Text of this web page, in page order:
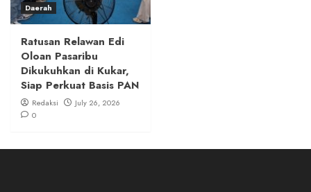
Daerah
Ratusan Relawan Edi
Oloan Pasaribu
Dikukuhkan di Kukar,
Siap Perkuat Basis PAN
Redaksi
July 26, 2026
0